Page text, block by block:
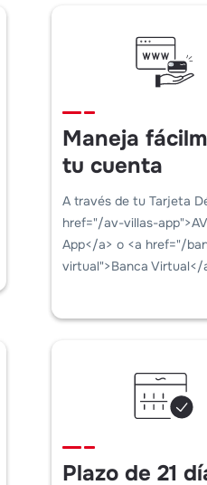
Maneja
tu cuenta
A través de tu Tarjeta
href="/av-villas-
App</a> o <a href="/
virtual">Banca Virtual</
Plazo de 21